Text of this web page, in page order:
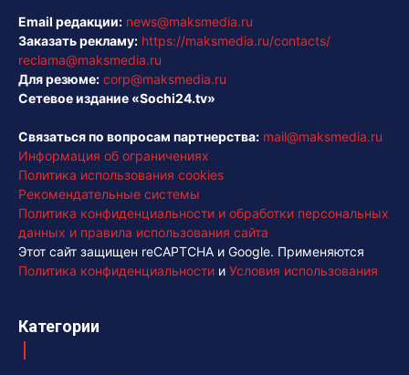
Email редакции: news@maksmedia.ru
Заказать рекламу: https://maksmedia.ru/contacts/
reclama@maksmedia.ru
Для резюме: corp@maksmedia.ru
Сетевое издание «Sochi24.tv»
Связаться по вопросам партнерства: mail@maksmedia.ru
Информация об ограничениях
Политика использования cookies
Рекомендательные системы
Политика конфиденциальности и обработки персональных
данных и правила использования сайта
Этот сайт защищен reCAPTCHA и Google. Применяются
Политика конфиденциальности и Условия использования
Категории